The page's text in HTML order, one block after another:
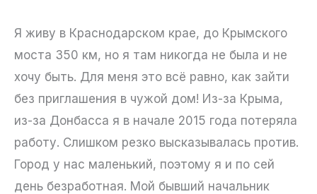
Я живу в Краснодарском крае, до Крымского
моста 350 км, но я там никогда не была и не
хочу быть. Для меня это всё равно, как зайти
без приглашения в чужой дом! Из-за Крыма,
из-за Донбасса я в начале 2015 года потеряла
работу. Слишком резко высказывалась против.
Город у нас маленький, поэтому я и по сей
день безработная. Мой бывший начальник